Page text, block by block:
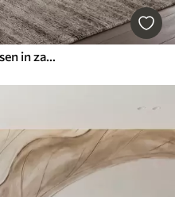
Fototapeten Luftige Pfingstrosen in zarten, puderbeigen Farbtönen